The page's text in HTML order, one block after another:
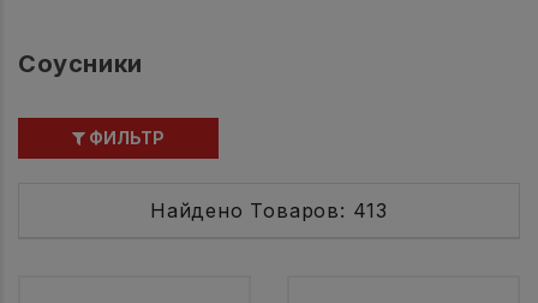
Соусники
ФИЛЬТР
Найдено Товаров: 413